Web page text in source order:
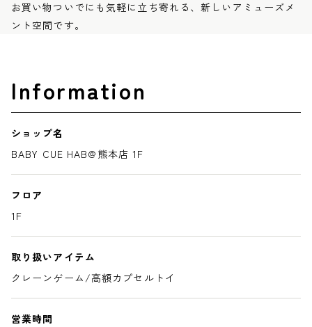
お買い物ついでにも気軽に立ち寄れる、新しいアミューズメ
ント空間です。
Information
ショップ名
BABY CUE HAB@熊本店 1F
フロア
1F
取り扱いアイテム
クレーンゲーム/高額カプセルトイ
営業時間